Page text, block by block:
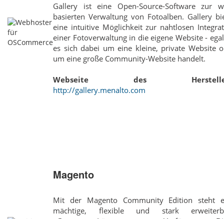
Gallery ist eine Open-Source-Software zur
basierten Verwaltung von Fotoalben. Gallery
eine intuitive Möglichkeit zur nahtlosen
einer Fotoverwaltung in die eigene Website -
es sich dabei um eine kleine, private Website
um eine große Community-Website handelt.
Webseite des
http://gallery.menalto.com
Magento
Mit der Magento Community Edition steht
mächtige, flexible und stark